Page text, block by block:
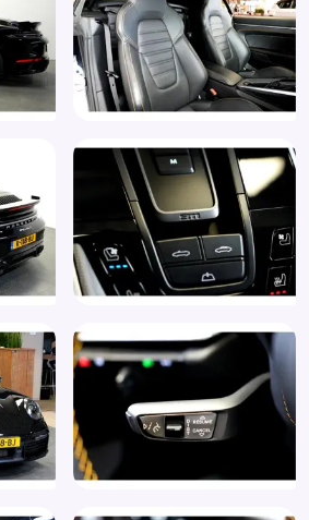
uitgevoerd
aluminium
kinderzitjes
PDLS (8IS)
multi-spaaks 21"